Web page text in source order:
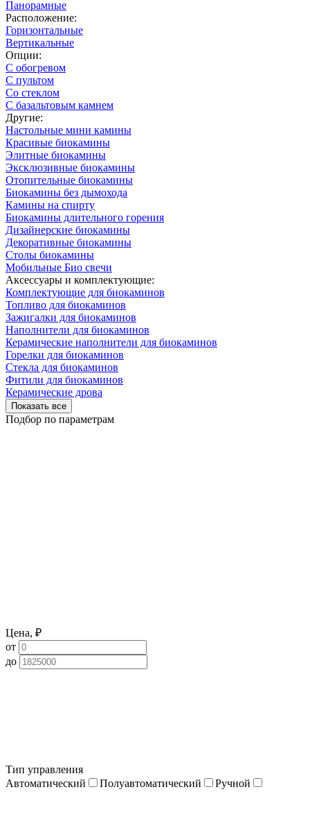
Панорамные
Расположение:
Горизонтальные
Вертикальные
Опции:
С обогревом
С пультом
Со стеклом
С базальтовым камнем
Другие:
Настольные мини камины
Красивые биокамины
Элитные биокамины
Эксклюзивные биокамины
Отопительные биокамины
Биокамины без дымохода
Камины на спирту
Биокамины длительного горения
Дизайнерские биокамины
Декоративные биокамины
Столы биокамины
Мобильные Био свечи
Аксессуары и комплектующие:
Комплектующие для биокаминов
Топливо для биокаминов
Зажигалки для биокаминов
Наполнители для биокаминов
Керамические наполнители для биокаминов
Горелки для биокаминов
Стекла для биокаминов
Фитили для биокаминов
Керамические дрова
Показать все
Подбор по параметрам
Цена, ₽
от
до
Тип управления
Автоматический
Полуавтоматический Ручной